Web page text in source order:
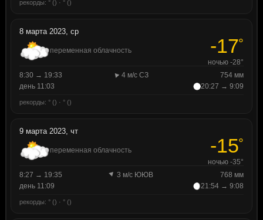
рекорды: ° () · ° ()
8 марта 2023, ср
переменная облачность -17°
ночью -28°
8:30 → 19:33
4 м/с СЗ
754 мм
день 11:03
20:27 → 9:09
рекорды: ° () · ° ()
9 марта 2023, чт
переменная облачность -15°
ночью -35°
8:27 → 19:35
3 м/с ЮЮВ
768 мм
день 11:09
21:54 → 9:08
рекорды: ° () · ° ()